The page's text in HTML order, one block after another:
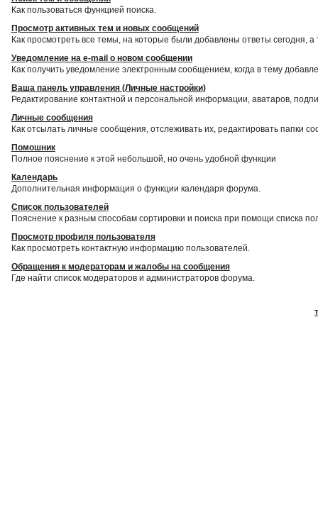
Как пользоваться функцией поиска.
Просмотр активных тем и новых сообщений
Как просмотреть все темы, на которые были добавлены ответы сегодня,
Уведомление на е-mail о новом сообщении
Как получить уведомление электронным сообщением, когда в тему
Ваша панель управления (Личные настройки)
Редактирование контактной и персональной информации, аватаров,
Личные сообщения
Как отсылать личные сообщения, отслеживать их, редактировать папки
Помошник
Полное пояснение к этой небольшой, но очень удобной функции
Календарь
Дополнительная информация о функции календаря форума.
Список пользователей
Пояснение к разным способам сортировки и поиска при помощи списка
Просмотр профиля пользователя
Как просмотреть контактную информацию пользователей.
Обращения к модераторам и жалобы на сообщения
Где найти список модераторов и администраторов форума.